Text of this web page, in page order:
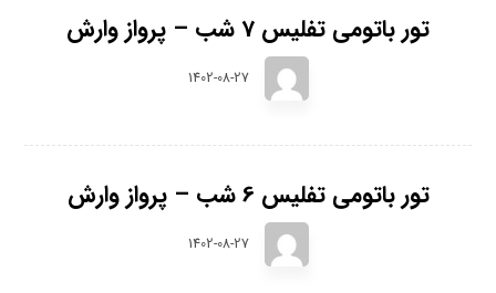
تور باتومی تفلیس 7 شب – پرواز وارش
1402-08-27
تور باتومی تفلیس 6 شب – پرواز وارش
1402-08-27